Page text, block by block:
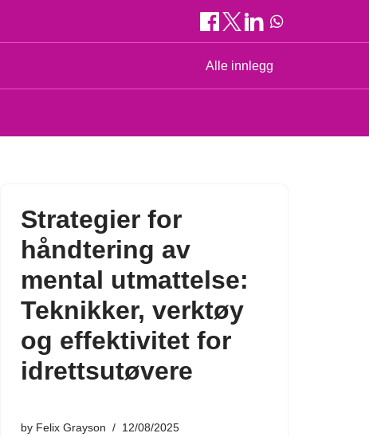
Alle innlegg
Strategier for
håndtering av
mental utmattelse:
Teknikker, verktøy
og effektivitet for
idrettsutøvere
by Felix Grayson 12/08/2025